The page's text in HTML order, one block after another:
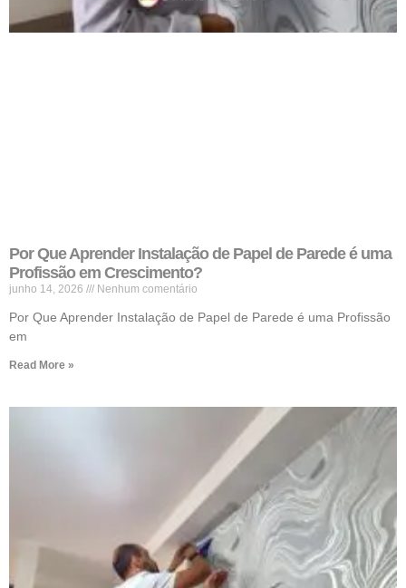
Por Que Aprender Instalação de Papel de Parede é uma
Profissão em Crescimento?
junho 14, 2026 Nenhum comentário
Por Que Aprender Instalação de Papel de Parede é uma Profissão
em
Read More »